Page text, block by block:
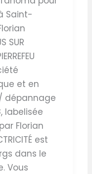
Saint-
SUR
et en
dépannage
labelisée
par Florian
est
dans le
Vous